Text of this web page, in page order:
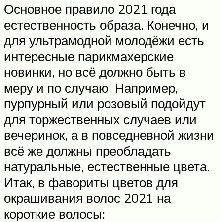
Основное правило 2021 года
естественность образа. Конечно, и
для ультрамодной молодёжи есть
интересные парикмахерские
новинки, но всё должно быть в
меру и по случаю. Например,
пурпурный или розовый подойдут
для торжественных случаев или
вечеринок, а в повседневной жизни
всё же должны преобладать
натуральные, естественные цвета.
Итак, в фавориты цветов для
окрашивания волос 2021 на
короткие волосы: